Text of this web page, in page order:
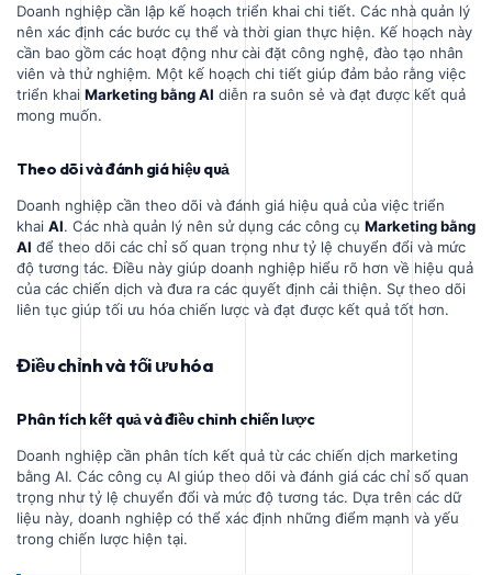
Doanh nghiệp cần lập kế hoạch triển khai chi tiết. Các nhà quản lý
nên xác định các bước cụ thể và thời gian thực hiện. Kế hoạch này
cần bao gồm các hoạt động như cài đặt công nghệ, đào tạo nhân
viên và thử nghiệm. Một kế hoạch chi tiết giúp đảm bảo rằng việc
triển khai Marketing bằng AI diễn ra suôn sẻ và đạt được kết quả
mong muốn.
Theo dõi và đánh giá hiệu quả
Doanh nghiệp cần theo dõi và đánh giá hiệu quả của việc triển
khai AI. Các nhà quản lý nên sử dụng các công cụ Marketing bằng
AI để theo dõi các chỉ số quan trọng như tỷ lệ chuyển đổi và mức
độ tương tác. Điều này giúp doanh nghiệp hiểu rõ hơn về hiệu quả
của các chiến dịch và đưa ra các quyết định cải thiện. Sự theo dõi
liên tục giúp tối ưu hóa chiến lược và đạt được kết quả tốt hơn.
Điều chỉnh và tối ưu hóa
Phân tích kết quả và điều chỉnh chiến lược
Doanh nghiệp cần phân tích kết quả từ các chiến dịch marketing
bằng AI. Các công cụ AI giúp theo dõi và đánh giá các chỉ số quan
trọng như tỷ lệ chuyển đổi và mức độ tương tác. Dựa trên các dữ
liệu này, doanh nghiệp có thể xác định những điểm mạnh và yếu
trong chiến lược hiện tại.